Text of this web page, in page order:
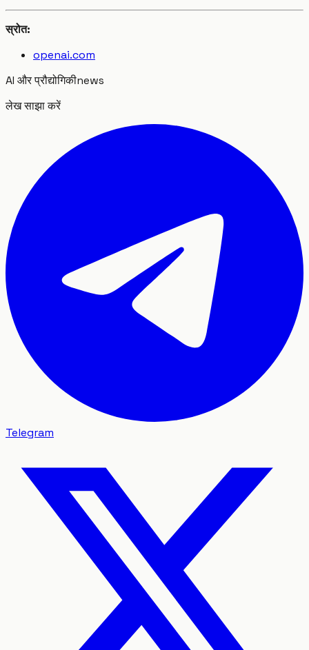
स्रोत:
openai.com
AI और प्रौद्योगिकीnews
लेख साझा करें
Telegram